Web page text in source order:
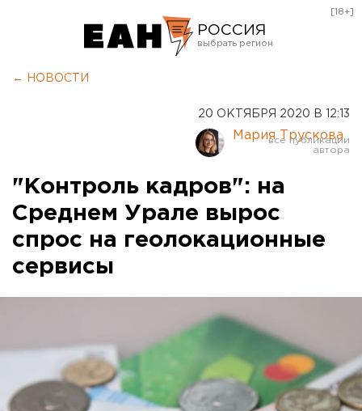
РОССИЯ
Курган
Оренбург
[18+]
← НОВОСТИ
20 ОКТЯБРЯ 2020 В 12:13
Мария Трускова
"Контроль кадров": на
Среднем Урале вырос
спрос на геолокационные
сервисы